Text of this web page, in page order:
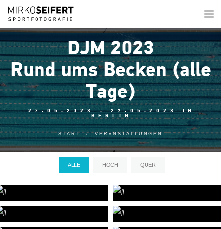
DJM 2023
Rund ums Becken (alle
Tage)
23.05.2023 - 27.05.2023 IN
BERLIN
START VERANSTALTUNGEN
ALLE HOCH QUER